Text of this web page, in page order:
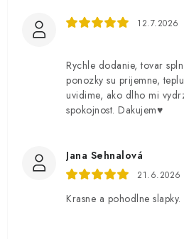
12.7.2026
Rychle dodanie, tovar
ponozky su prijemne,
uvidime, ako dlho mi
spokojnost. Dakujem♥️
Jana Sehnalová
21.6.2026
Krasne a pohodlne slapky.